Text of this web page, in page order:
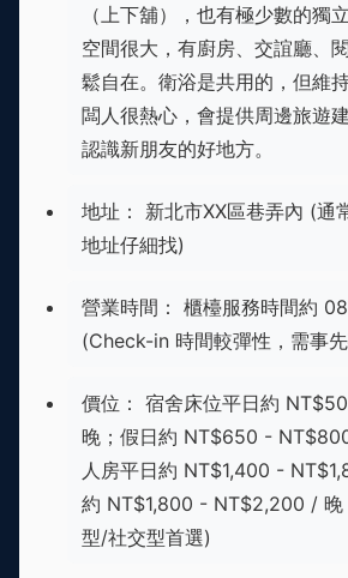
（上下舖），也有極少數的獨
空間很大，有廚房、交誼廳、
鬆自在。衛浴是共用的，但維
闆人很熱心，會提供周邊旅遊
認識新朋友的好地方。
地址： 新北市XX區巷弄內 (通
地址仔細找)
營業時間： 櫃檯服務時間約
(Check-in 時間較彈性，需事
價位： 宿舍床位平日約
晚；假日約 NT$650 -
人房平日約 NT$1,400 -
約 NT$1,800 - NT$2,200 / 晚
型/社交型首選)